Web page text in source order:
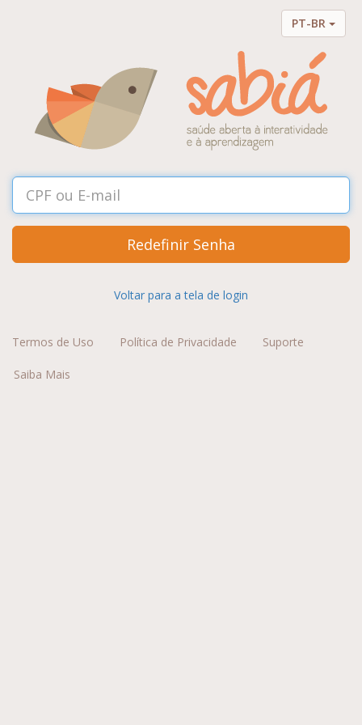
PT-BR
Redefinir Senha
Voltar para a tela de login
Termos de Uso Política de Privacidade Suporte
Saiba Mais